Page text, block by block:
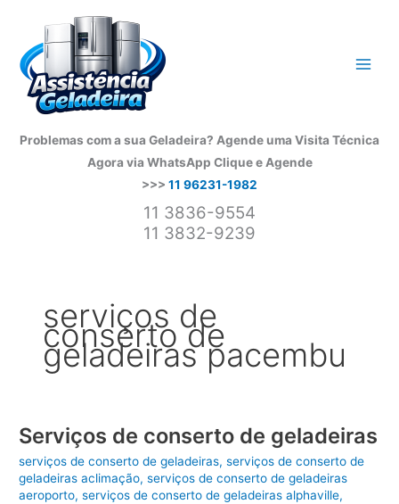
conteúdo
Problemas com a sua Geladeira? Agende uma Visita Técnica
Agora via WhatsApp Clique e Agende
>>> 11 96231-1982
11 3836-9554
11 3832-9239
serviços de
conserto de
geladeiras pacembu
Serviços de conserto de geladeiras
serviços de conserto de geladeiras,serviços de conserto de
geladeiras aclimação,serviços de conserto de geladeiras
aeroporto,serviços de conserto de geladeiras alphaville,